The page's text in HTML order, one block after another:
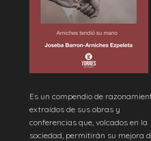
Es un compendio de
extraídos de sus obras y
conferencias que, volcados en la
sociedad, permitirán su mejora